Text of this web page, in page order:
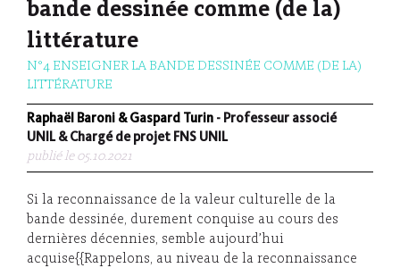
bande dessinée comme (de la)
littérature
N°4 ENSEIGNER LA BANDE DESSINÉE COMME (DE LA)
LITTÉRATURE
Raphaël Baroni & Gaspard Turin - Professeur associé
UNIL & Chargé de projet FNS UNIL
publié le 05.10.2021
Si la reconnaissance de la valeur culturelle de la
bande dessinée, durement conquise au cours des
dernières décennies, semble aujourd’hui
acquise{{Rappelons, au niveau de la reconnaissance